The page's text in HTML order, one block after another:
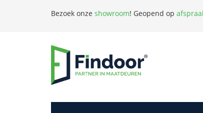
Bezoek onze showroom! Geopend op